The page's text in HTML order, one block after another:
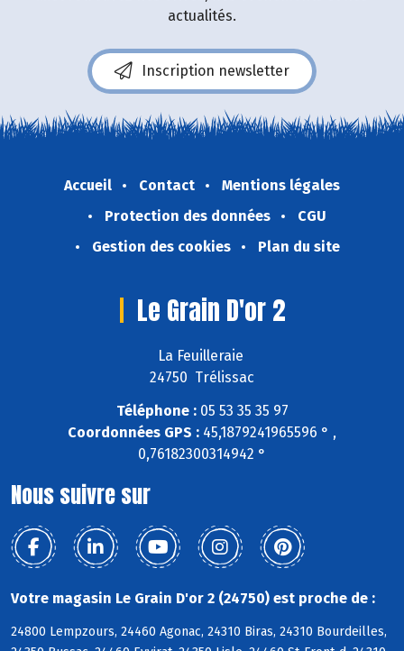
actualités.
Inscription newsletter
Accueil Contact
Mentions légales
Protection des données
CGU
Gestion des cookies
Plan du site
Le Grain D'or 2
La Feuilleraie
24750 Trélissac
Téléphone :05 53 35 35 97
Coordonnées GPS : 45,1879241965596 ° ,
0,76182300314942 °
Nous suivre sur
Votre magasin Le Grain D'or 2 (24750) est proche de :
24800 Lempzours, 24460 Agonac, 24310 Biras, 24310 Bourdeilles,